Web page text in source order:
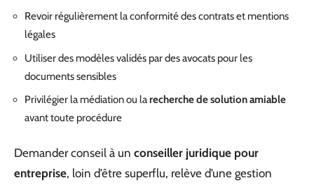
Revoir régulièrement la conformité des contrats et mentions
légales
Utiliser des modèles validés par des avocats pour les
documents sensibles
Privilégier la médiation ou larecherche de solution amiable
avant toute procédure
Demander conseil à un conseiller juridique pour
entreprise, loin d’être superflu, relève d’une gestion